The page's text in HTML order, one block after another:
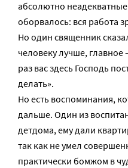
абсолютно неадекватные
оборвалось: вся работа
Но один священник
человеку лучше,
раз вас здесь Господь
делать».
Но есть воспоминания,
дальше. Один из
детдома, ему дали
так как не умел
практически бомжом в